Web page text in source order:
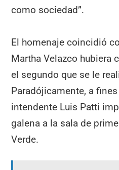
como sociedad”.
El homenaje coincidió
Martha Velazco hubiera
el segundo que se le
Paradójicamente, a
intendente Luis Patti
galena a la sala de
Verde.